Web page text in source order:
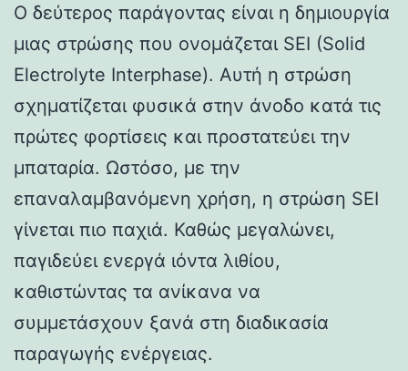
Ο δεύτερος παράγοντας είναι η δημιουργία
μιας στρώσης που ονομάζεται SEI (Solid
Electrolyte Interphase). Αυτή η στρώση
σχηματίζεται φυσικά στην άνοδο κατά τις
πρώτες φορτίσεις και προστατεύει την
μπαταρία. Ωστόσο, με την
επαναλαμβανόμενη χρήση, η στρώση SEI
γίνεται πιο παχιά. Καθώς μεγαλώνει,
παγιδεύει ενεργά ιόντα λιθίου,
καθιστώντας τα ανίκανα να
συμμετάσχουν ξανά στη διαδικασία
παραγωγής ενέργειας.